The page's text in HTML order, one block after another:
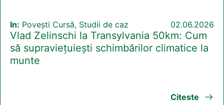
In: Povești Cursă, Studii de caz 02.06.2026
Vlad Zelinschi la Transylvania 50km: Cum
să supraviețuiești schimbărilor climatice la
munte
Citeste